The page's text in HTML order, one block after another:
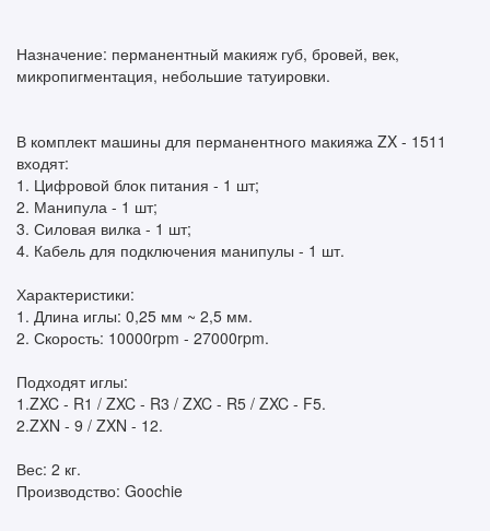
Назначение: перманентный макияж губ, бровей, век,
микропигментация, небольшие татуировки.
В комплект машины для перманентного макияжа ZX - 1511
входят:
1. Цифровой блок питания - 1 шт;
2. Манипула - 1 шт;
3. Силовая вилка - 1 шт;
4. Кабель для подключения манипулы - 1 шт.
Характеристики:
1. Длина иглы: 0,25 мм ~ 2,5 мм.
2. Скорость: 10000rpm - 27000rpm.
Подходят иглы:
1.ZXC - R1 / ZXC - R3 / ZXC - R5 / ZXC - F5.
2.ZXN - 9 / ZXN - 12.
Вес: 2 кг.
Производство: Goochie